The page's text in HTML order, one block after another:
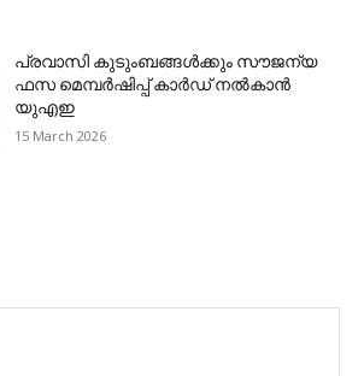
പ്രവാസി കുടുംബങ്ങള്‍ക്കും സൗജന്യ
ഫസ മെമ്പര്‍ഷിപ്പ് കാര്‍ഡ് നല്‍കാന്‍
യുഎഇ
15 March 2026